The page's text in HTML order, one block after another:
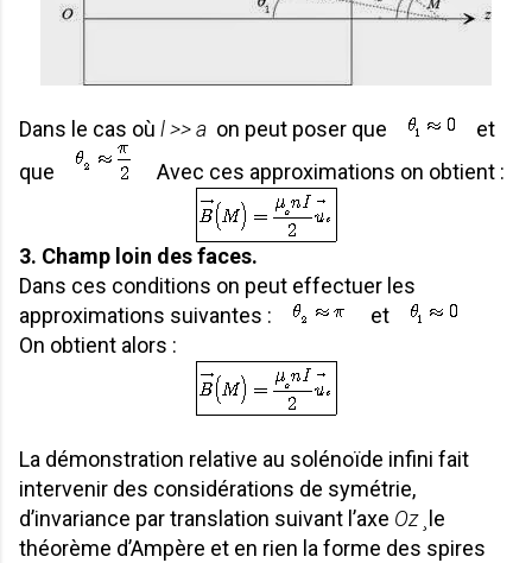
Dans le cas où l >> a on peut poser que
et
que
Avec ces approximations on obtient :
3. Champ loin des faces.
Dans ces conditions on peut effectuer les
approximations suivantes :
et
On obtient alors :
La démonstration relative au solénoïde infini fait
intervenir des considérations de symétrie,
d’invariance par translation suivant l’axe Oz ¸ le
théorème d’Ampère et en rien la forme des spires